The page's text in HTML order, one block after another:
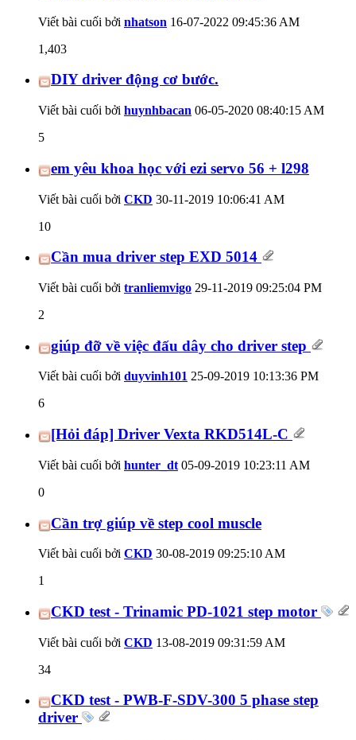
Viết bài cuối bởi nhatson 16-07-2022 09:45:36 AM
1,403
DIY driver động cơ bước.
Viết bài cuối bởi huynhbacan 06-05-2020 08:40:15 AM
5
em yêu khoa học với ezi servo 56 + l298
Viết bài cuối bởi CKD 30-11-2019 10:06:41 AM
10
Cần mua driver step EXD 5014
Viết bài cuối bởi tranliemvigo 29-11-2019 09:25:04 PM
2
giúp đỡ về việc đấu dây cho driver step
Viết bài cuối bởi duyvinh101 25-09-2019 10:13:36 PM
6
[Hỏi đáp] Driver Vexta RKD514L-C
Viết bài cuối bởi hunter_dt 05-09-2019 10:23:11 AM
0
Cần trợ giúp về step cool muscle
Viết bài cuối bởi CKD 30-08-2019 09:25:10 AM
1
CKD test - Trinamic PD-1021 step motor
Viết bài cuối bởi CKD 13-08-2019 09:31:59 AM
34
CKD test - PWB-F-SDV-300 5 phase step
driver